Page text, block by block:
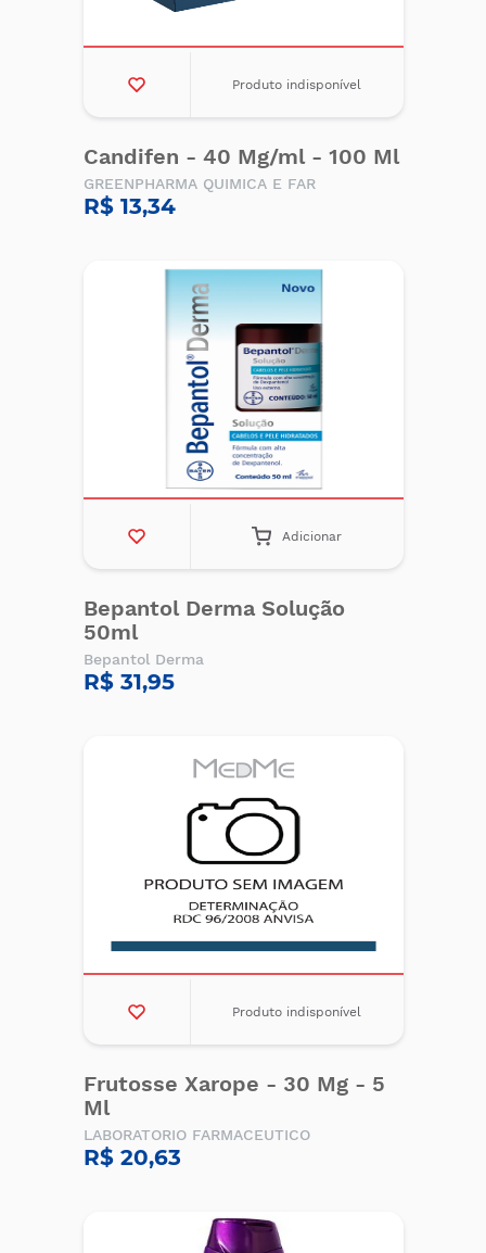
Produto indisponível
Candifen - 40 Mg/ml - 100 Ml
GREENPHARMA QUIMICA E FAR
R$ 13,34
Adicionar
Bepantol Derma Solução
50ml
Bepantol Derma
R$ 31,95
Produto indisponível
Frutosse Xarope - 30 Mg - 5
Ml
LABORATORIO FARMACEUTICO
R$ 20,63